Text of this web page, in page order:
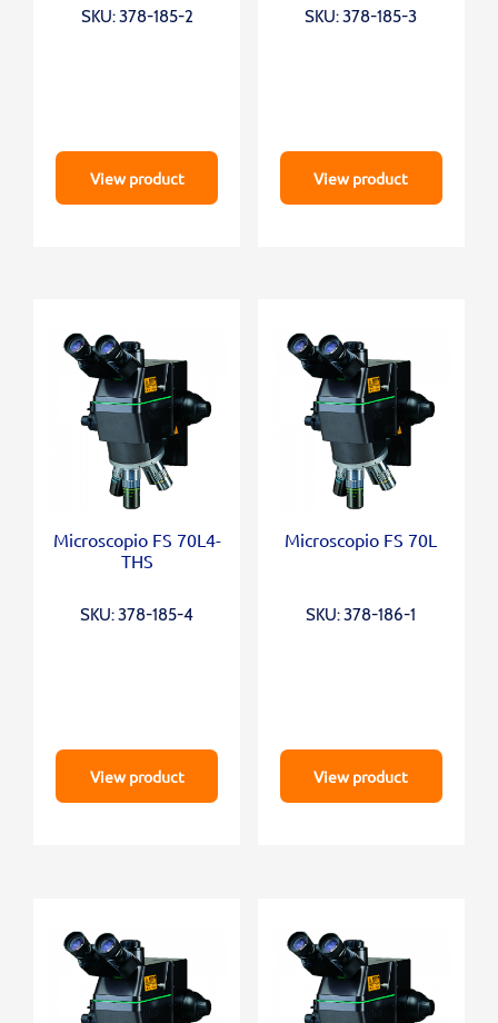
SKU: 378-185-2
View product
SKU: 378-185-3
View product
Microscopio FS 70L4-
THS
SKU: 378-185-4
View product
Microscopio FS 70L
SKU: 378-186-1
View product